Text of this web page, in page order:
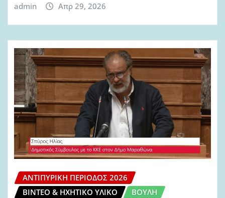
admin Απρ 29, 2026
ΑΝΤΙΠΥΡΙΚΉ ΠΕΡΊΟΔΟΣ 2026
ΒΊΝΤΕΟ & ΗΧΗΤΙΚΌ ΥΛΙΚΌ
ΒΟΥΛΉ